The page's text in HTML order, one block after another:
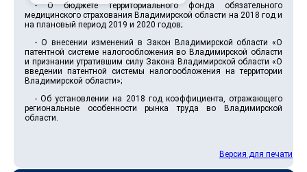
- О бюджете территориального фонда обязательного
медицинского страхования Владимирской области на 2018 год и
на плановый период 2019 и 2020 годов;
- О внесении изменений в Закон Владимирской области «О
патентной системе налогообложения во Владимирской области
и признании утратившим силу Закона Владимирской области «О
введении патентной системы налогообложения на территории
Владимирской области»;
- Об установлении на 2018 год коэффициента, отражающего
региональные особенности рынка труда во Владимирской
области.
Версия для печати